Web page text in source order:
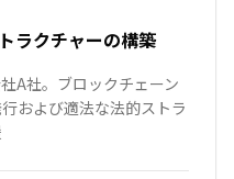
ラクチャーの構築
A社。ブロックチェーン
および適法な法的ストラ